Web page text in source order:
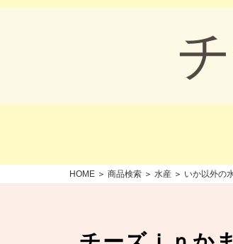
HOME ＞商品検索 ＞水産 ＞ いか以外の